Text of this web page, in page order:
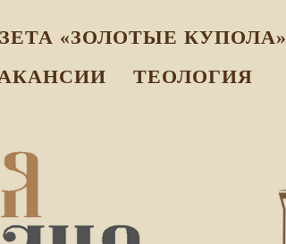
«ЗОЛОТЫЕ КУПОЛА»
ТЕОЛОГИЯ